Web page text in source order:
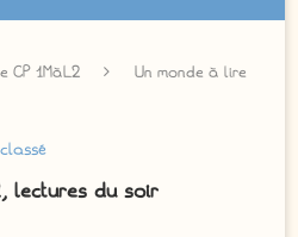
CP 1MàL2
Un monde à lire
lectures du soir